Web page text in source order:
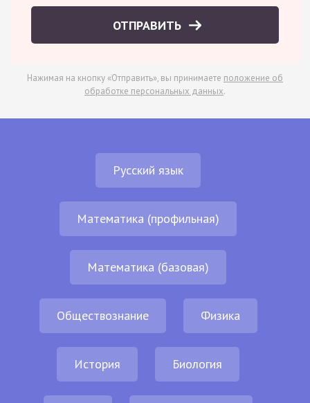
ОТПРАВИТЬ
Нажимая на кнопку «Отправить», вы принимаете положение об
обработке персональных данных.
Русский язык
Математика (профильная)
Математика (базовая)
Обществознание Физика
История Биология